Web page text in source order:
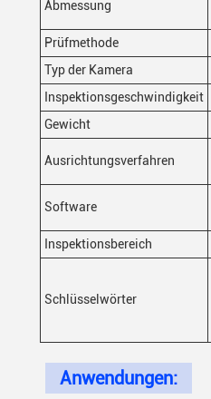
Abmessung
Prüfmethode
Typ der Kamera
Inspektionsgeschwindigkeit
Gewicht
Ausrichtungsverfahren
Software
Inspektionsbereich
Schlüsselwörter
Anwendungen: